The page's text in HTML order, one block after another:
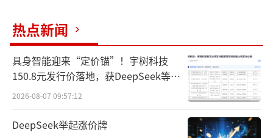
入会产生不利影响。
此外，健识局从北京科兴生物公司获悉，
科兴于6月4日调价：规格每瓶0.5ml（西林瓶）
的四价流感病毒裂解疫苗价格下调至78元，每
支0.5ml预充剂型的下调至88元。
热点新闻
具身智能迎来“定价锚”！宇树科技
150.8元发行价落地，获DeepSeek等豪
华战配加持
2026-08-07 09:57:12
DeepSeek举起涨价牌